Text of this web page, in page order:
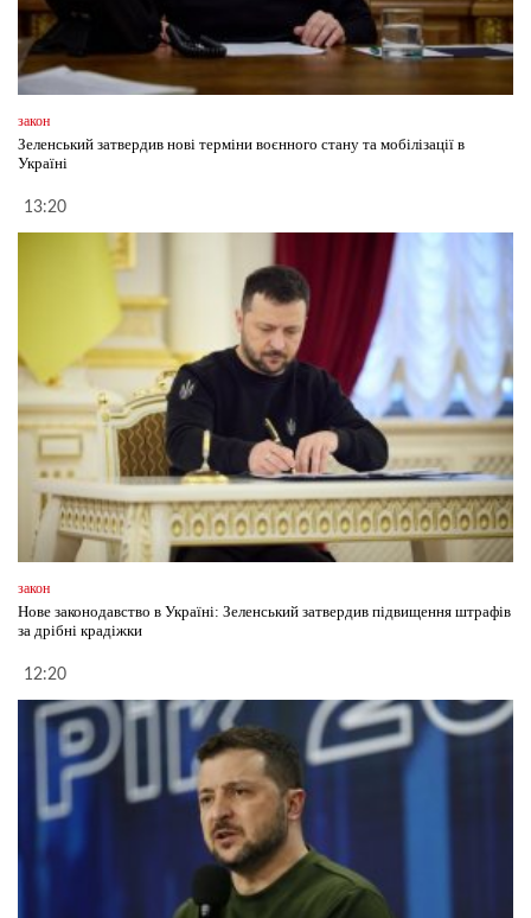
закон
Зеленський затвердив нові терміни воєнного стану та мобілізації в
Україні
13:20
закон
Нове законодавство в Україні: Зеленський затвердив підвищення штрафів
за дрібні крадіжки
12:20